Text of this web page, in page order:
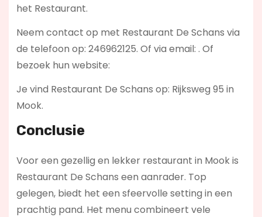
het Restaurant.
Neem contact op met Restaurant De Schans via
de telefoon op: 246962125. Of via email: . Of
bezoek hun website:
Je vind Restaurant De Schans op: Rijksweg 95 in
Mook.
Conclusie
Voor een gezellig en lekker restaurant in Mook is
Restaurant De Schans een aanrader. Top
gelegen, biedt het een sfeervolle setting in een
prachtig pand. Het menu combineert vele